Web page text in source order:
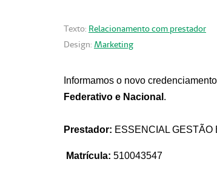
Texto: Relacionamento com prestador
Design: Marketing
Informamos o novo
Federativo e Nacional .
Prestador: ESSENCIAL GESTÃO
Matrícula: 510043547